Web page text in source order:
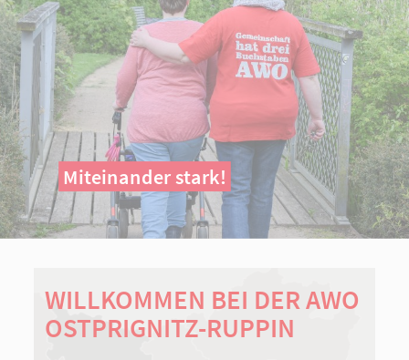
Miteinander stark!
WILLKOMMEN BEI DER AWO
OSTPRIGNITZ-RUPPIN